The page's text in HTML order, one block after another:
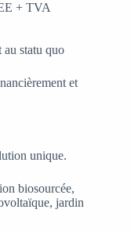
+ TVA
statu quo
et
unique.
biosourcée,
jardin